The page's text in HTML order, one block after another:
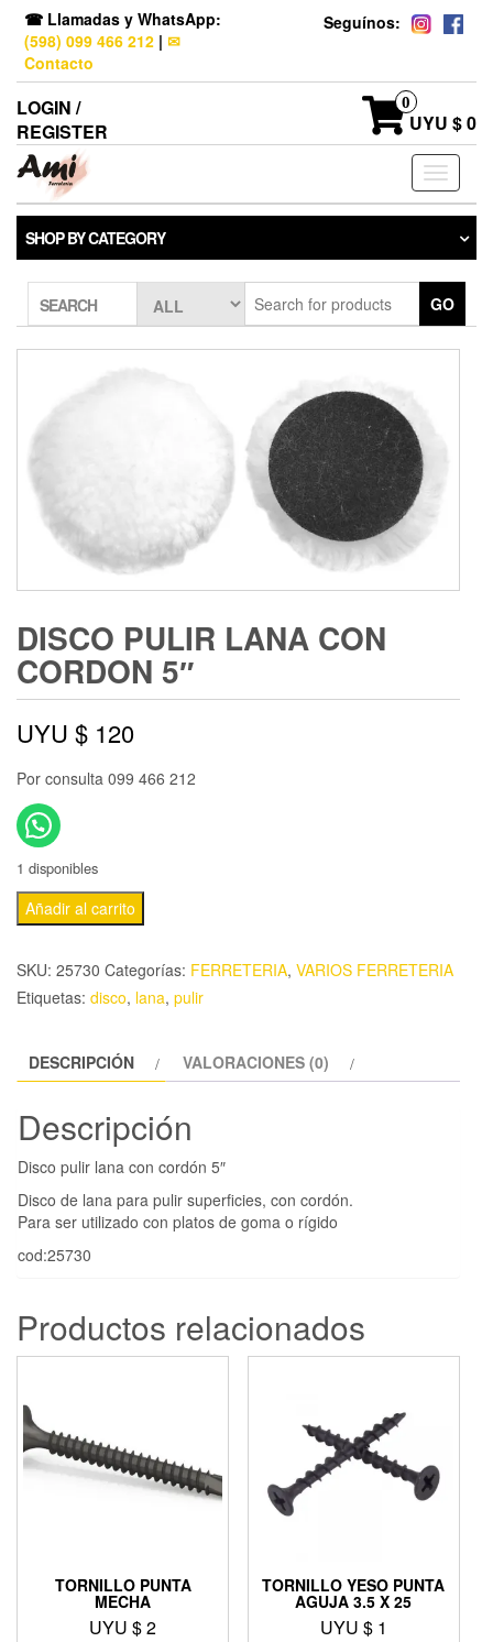
☎ Llamadas y WhatsApp:
(598) 099 466 212 | ✉
Contacto
Seguínos:
LOGIN /
REGISTER
0
UYU $ 0
Toggle
SHOP BY CATEGORY
SEARCH GO
DISCO PULIR LANA CON
CORDON 5″
UYU $ 120
Por consulta 099 466 212
1 disponibles
Añadir al carrito
SKU: 25730 Categorías: FERRETERIA, VARIOS FERRETERIA
Etiquetas: disco, lana, pulir
DESCRIPCIÓN VALORACIONES (0)
Descripción
Disco pulir lana con cordón 5″
Disco de lana para pulir superficies, con cordón.
Para ser utilizado con platos de goma o rígido
cod:25730
Productos relacionados
TORNILLO PUNTA
MECHA
UYU $2
TORNILLO YESO PUNTA
AGUJA 3.5 X 25
UYU $ 1